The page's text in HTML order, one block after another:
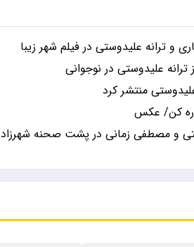
و ترانه علیدوستی در فیلم شهر زیبا
علیدوستی در نوجوانی
منتشر کرد
کن/ عکس
و مصطفی زمانی در پشت صحنه شهرزاد